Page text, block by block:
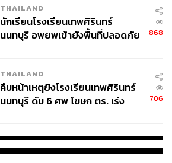
THAILAND
นักเรียนโรงเรียนเทพศิรินทร์
นนทบุรี อพยพเข้ายังพื้นที่ปลอดภัย
868
THAILAND
คืบหน้าเหตุยิงโรงเรียนเทพศิรินทร์
นนทบุรี ดับ 6 ศพ โฆษก ตร. เร่ง
706